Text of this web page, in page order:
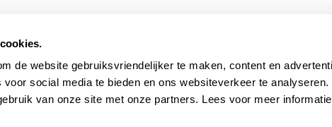
de website gebruiksvriendelijker te maken, content en
voor social media te bieden en ons websiteverkeer te analyseren.
van onze site met onze partners. Lees voor meer